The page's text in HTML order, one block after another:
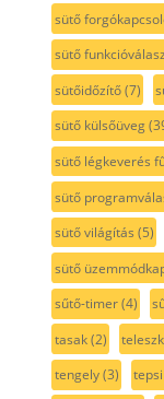
sütő
sütő
sütőidőzítő(7)
sütő külsőüveg
sütő légkeverés
sütő
sütő világítás (5)
sütő
sűtő-timer(4)
tasak(2)
tengely(3) tepsi